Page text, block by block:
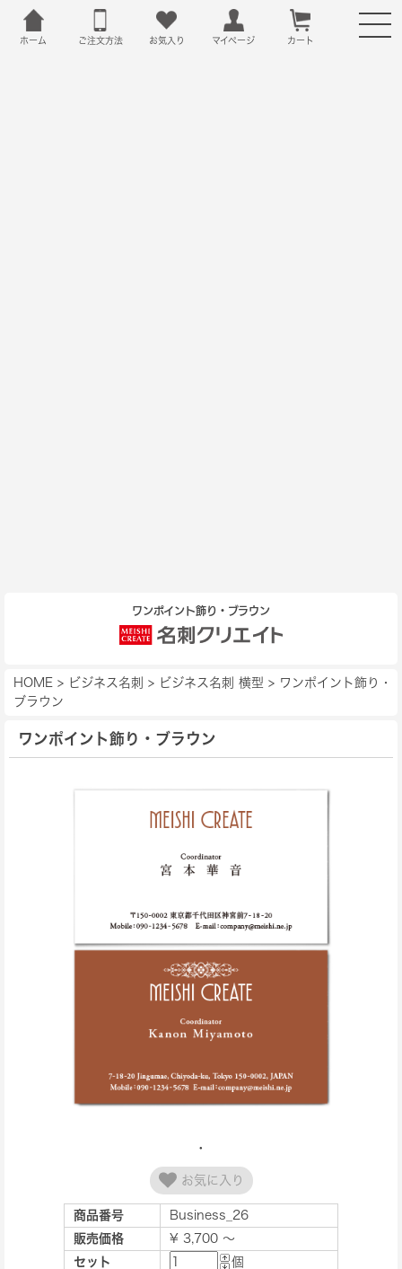
ホーム ご注文方法 お気入り マイページ カート
ワンポイント飾り・ブラウン
HOME > ビジネス名刺 > ビジネス名刺 横型 > ワンポイント飾り・
ブラウン
ワンポイント飾り・ブラウン
お気に入り
商品番号
Business_26
販売価格
¥ 3,700 ～
セット
個